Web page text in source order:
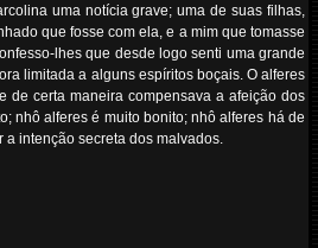
uma notícia grave; uma de suas filhas,
que fosse com ela, e a mim que tomasse
lhes que desde logo senti uma grande
limitada a alguns espíritos boçais. O alferes
de certa maneira compensava a afeição dos
nhô alferes é muito bonito; nhô alferes há de
a intenção secreta dos malvados.